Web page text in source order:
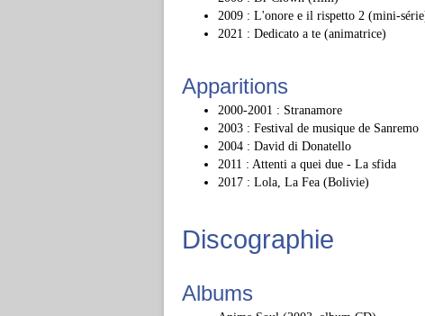
2009 : L'onore e il rispetto 2 (mini-
2021 : Dedicato a te (animatrice)
Apparitions
2000-2001 : Stranamore
2003 : Festival de musique de Sanremo
2004 : David di Donatello
2011 : Attenti a quei due - La sfida
2017 : Lola, La Fea (Bolivie)
Discographie
Albums